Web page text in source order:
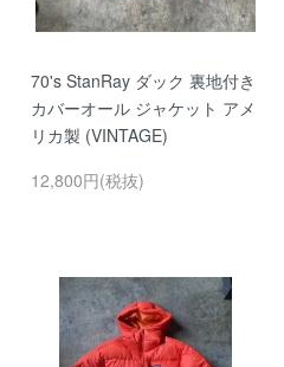
70's StanRay ダック 裏地付き
カバーオール ジャケット アメ
リカ製 (VINTAGE)
12,800円(税抜)